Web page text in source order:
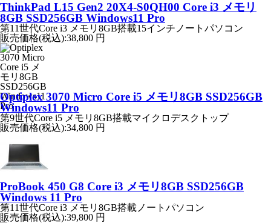
ThinkPad L15 Gen2 20X4-S0QH00 Core i3 メモリ
8GB SSD256GB Windows11 Pro
第11世代Core i3 メモリ8GB搭載15インチノートパソコン
販売価格(税込):38,800 円
Optiplex 3070 Micro Core i5 メモリ8GB SSD256GB
Windows11 Pro
第9世代Core i5 メモリ8GB搭載マイクロデスクトップ
販売価格(税込):34,800 円
ProBook 450 G8 Core i3 メモリ8GB SSD256GB
Windows 11 Pro
第11世代Core i3 メモリ8GB搭載ノートパソコン
販売価格(税込):39,800 円